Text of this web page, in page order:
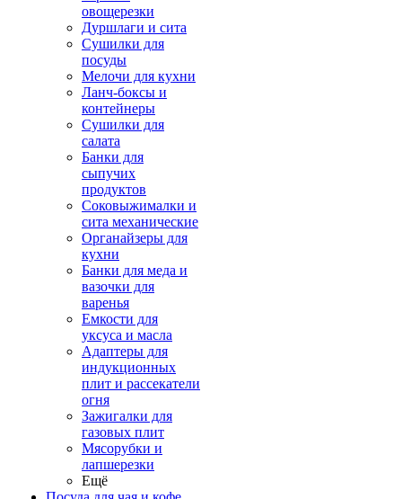
овощерезки
Дуршлаги и сита
Сушилки для
посуды
Мелочи для кухни
Ланч-боксы и
контейнеры
Сушилки для
салата
Банки для
сыпучих
продуктов
Соковыжималки и
сита механические
Органайзеры для
кухни
Банки для меда и
вазочки для
варенья
Емкости для
уксуса и масла
Адаптеры для
индукционных
плит и рассекатели
огня
Зажигалки для
газовых плит
Мясорубки и
лапшерезки
Ещё